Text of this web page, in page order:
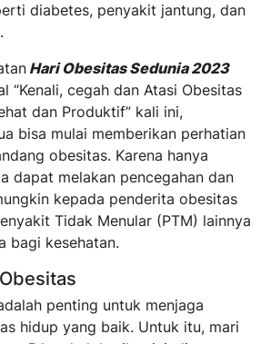
diabetes, penyakit jantung, dan
Hari Obesitas Sedunia 2023
“Kenali, cegah dan Atasi Obesitas
dan Produktif” kali ini,
bisa mulai memberikan perhatian
obesitas. Karena hanya
dapat melakan pencegahan dan
kepada penderita obesitas
Tidak Menular (PTM) lainnya
bagi kesehatan.
penting untuk menjaga
hidup yang baik. Untuk itu, mari